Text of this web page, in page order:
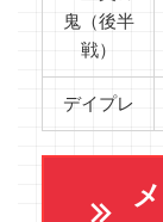
鬼（後半
戦）
デイプレ